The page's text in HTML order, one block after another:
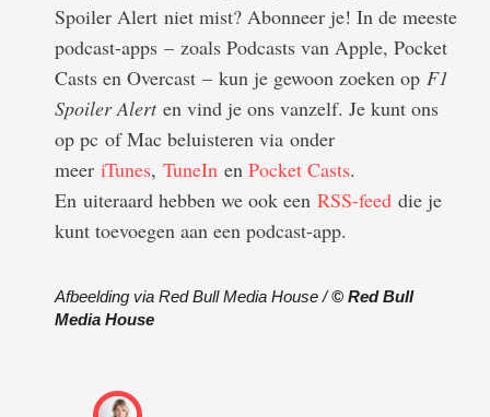
Spoiler Alert niet mist? Abonneer je! In de meeste
podcast-apps – zoals Podcasts van Apple, Pocket
Casts en Overcast – kun je gewoon zoeken op F1
Spoiler Alerten vind je ons vanzelf. Je kunt ons
op pc of Mac beluisteren via onder
meer iTunes, TuneIn en Pocket Casts.
En uiteraard hebben we ook een RSS-feed die je
kunt toevoegen aan een podcast-app.
Afbeelding via Red Bull Media House /© Red Bull
Media House